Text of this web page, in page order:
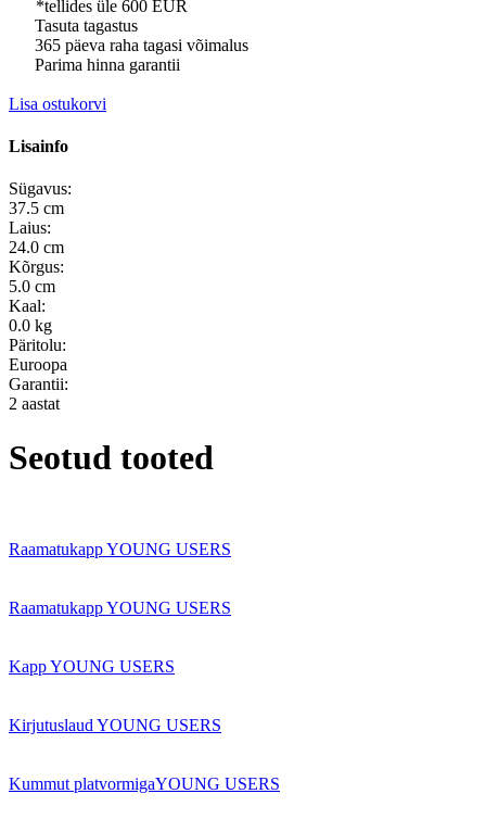
*tellides üle 600 EUR
Tasuta tagastus
365 päeva raha tagasi võimalus
Parima hinna garantii
Lisa ostukorvi
Lisainfo
Sügavus:
37.5 cm
Laius:
24.0 cm
Kõrgus:
5.0 cm
Kaal:
0.0 kg
Päritolu:
Euroopa
Garantii:
2 aastat
Seotud tooted
Raamatukapp YOUNG USERS
Raamatukapp YOUNG USERS
Kapp YOUNG USERS
Kirjutuslaud YOUNG USERS
Kummut platvormigaYOUNG USERS